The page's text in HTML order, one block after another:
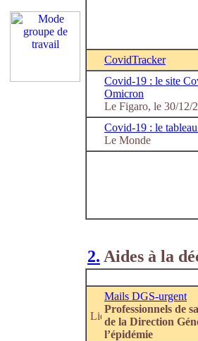
CovidTracker
Covid-19 : le site
Omicron
Le Figaro, le 30/12/
Covid-19 : le
Le Monde
2. Aides à la
Mails DGS-urgent
Professionnels de
de la Direction
l’épidémie